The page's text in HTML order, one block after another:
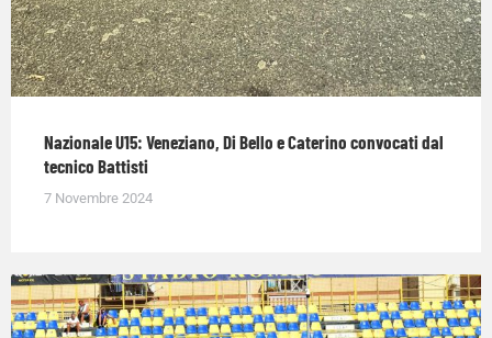
Nazionale U15: Veneziano, Di Bello e Caterino convocati dal
tecnico Battisti
7 Novembre 2024